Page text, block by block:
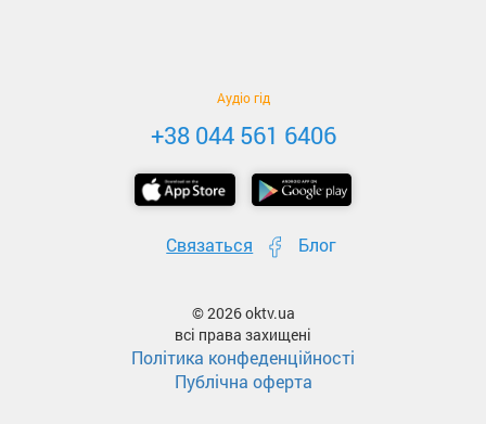
Аудіо гід
+38 044 561 6406
Связаться Блог
© 2026 oktv.ua
всі права захищені
Політика конфеденційності
Публічна оферта